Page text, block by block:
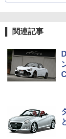
関連記事